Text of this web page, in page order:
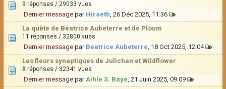
9 réponses / 29033 vues
Dernier message par Hiraeth, 26 Déc 2025, 11:36
La quête de Béatrice Aubeterre et de Ploum
11 réponses / 32800 vues
Dernier message par Beatrice Aubeterre, 18 Oct 2025, 12:04
Les fleurs synaptiques de Julichan et Wildflower
8 réponses / 32341 vues
Dernier message parAihle S. Baye, 21 Juin 2025, 09:09